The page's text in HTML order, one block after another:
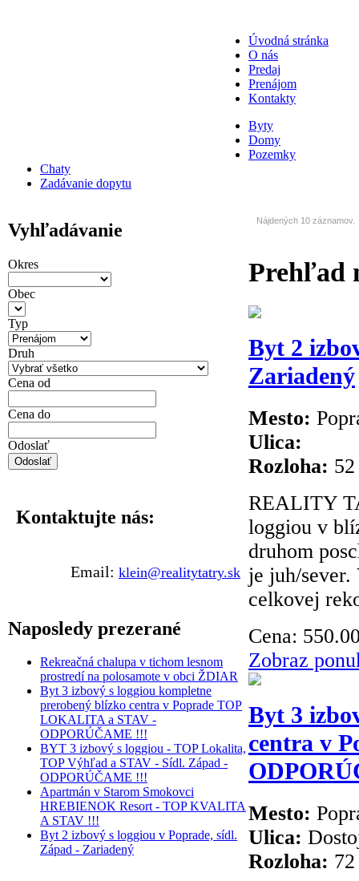
Úvodná stránka
O nás
Predaj
Prenájom
Kontakty
Byty
Domy
Pozemky
Chaty
Zadávanie dopytu
Vyhľadávanie
Okres
Obec
Typ
Druh
Cena od
Cena do
Odoslať
Kontaktujte nás:
Email: klein@realitytatry.sk
Naposledy prezerané
Rekreačná chalupa v tichom lesnom
prostredí na polosamote v obci ŽDIAR
Byt 3 izbový s loggiou kompletne
prerobený blízko centra v Poprade TOP
LOKALITA a STAV -
ODPORÚČAME !!!
BYT 3 izbový s loggiou - TOP Lokalita,
TOP Výhľad a STAV - Sídl. Západ -
ODPORÚČAME !!!
Apartmán v Starom Smokovci
HREBIENOK Resort - TOP KVALITA
A STAV !!!
Byt 2 izbový s loggiou v Poprade, sídl.
Západ - Zariadený
Nájdených 10 záznamov.
Prehľad
Byt 2
Zariadený
Mesto:
Ulica:
Rozloha:
REALITY
loggiou v
druhom
je juh/
celkovej
Cena:
Zobraz
Byt 3
centra v
Mesto:
Ulica:
Rozloha: